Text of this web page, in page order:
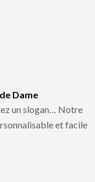
Dame
un slogan… Notre
et facile